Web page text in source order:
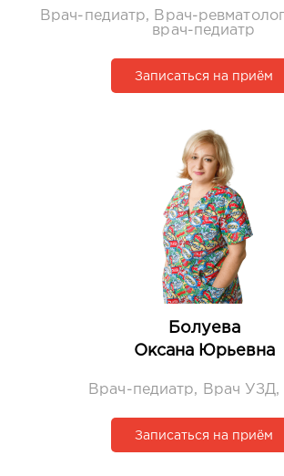
Врач-педиатр, Врач-
врач-педиатр
Записаться на приём
Болуева
Оксана Юрьевна
Врач-педиатр, Врач
Записаться на приём